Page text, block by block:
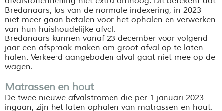
Bredanaars, los van de normale indexering, in 2023
niet meer gaan betalen voor het ophalen en verwerken
van hun huishoudelijke afval.
Bredanaars kunnen vanaf 23 december voor volgend
jaar een afspraak maken om groot afval op te laten
halen. Verkeerd aangeboden afval gaat niet mee op de
wagen.
Matrassen en hout
De twee nieuwe afvalstromen die per 1 januari 2023
ingaan, zijn het laten ophalen van matrassen en hout.